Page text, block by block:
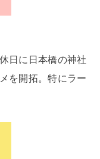
日に日本橋の神社
を開拓。特にラー